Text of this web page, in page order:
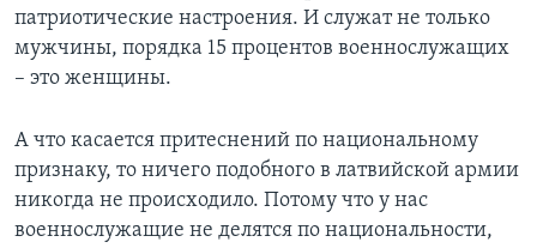
патриотические настроения. И служат не только
мужчины, порядка 15 процентов военнослужащих
– это женщины.
А что касается притеснений по национальному
признаку, то ничего подобного в латвийской армии
никогда не происходило. Потому что у нас
военнослужащие не делятся по национальности,